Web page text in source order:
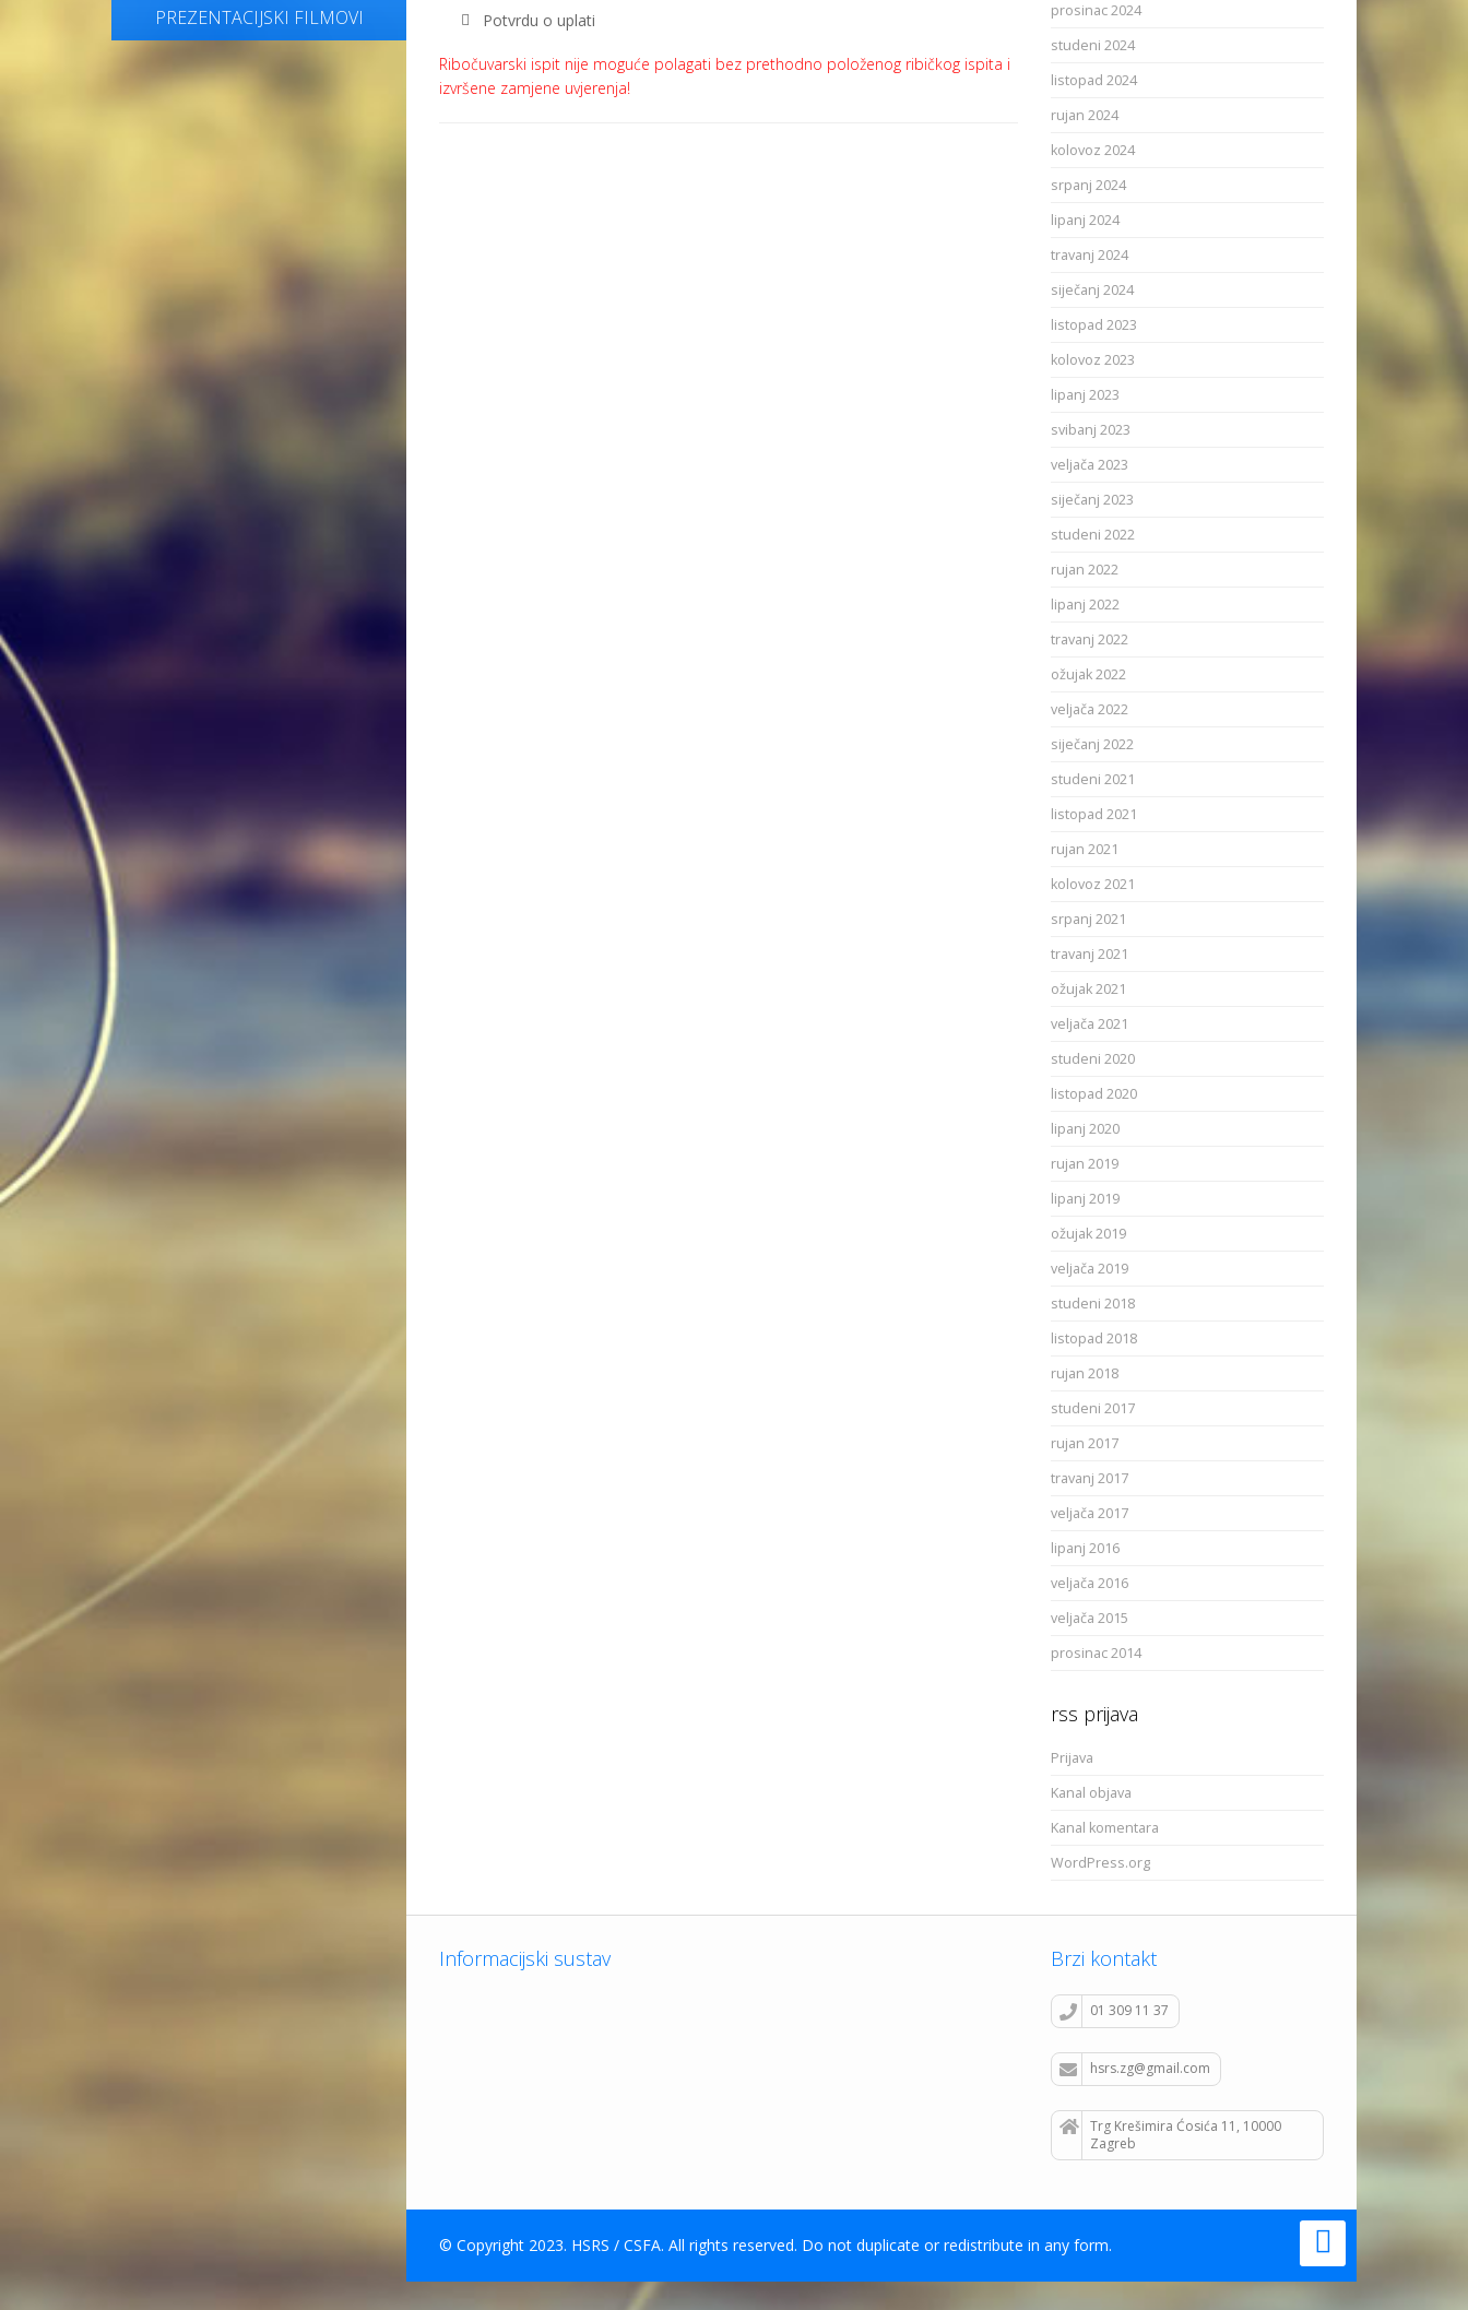
PREZENTACIJSKI FILMOVI
Potvrdu o uplati
Ribočuvarski ispit nije moguće polagati bez prethodno položenog ribičkog ispita i
izvršene zamjene uvjerenja!
prosinac 2024
studeni 2024
listopad 2024
rujan 2024
kolovoz 2024
srpanj 2024
lipanj 2024
travanj 2024
siječanj 2024
listopad 2023
kolovoz 2023
lipanj 2023
svibanj 2023
veljača 2023
siječanj 2023
studeni 2022
rujan 2022
lipanj 2022
travanj 2022
ožujak 2022
veljača 2022
siječanj 2022
studeni 2021
listopad 2021
rujan 2021
kolovoz 2021
srpanj 2021
travanj 2021
ožujak 2021
veljača 2021
studeni 2020
listopad 2020
lipanj 2020
rujan 2019
lipanj 2019
ožujak 2019
veljača 2019
studeni 2018
listopad 2018
rujan 2018
studeni 2017
rujan 2017
travanj 2017
veljača 2017
lipanj 2016
veljača 2016
veljača 2015
prosinac 2014
rss prijava
Prijava
Kanal objava
Kanal komentara
WordPress.org
Informacijski sustav Brzi kontakt
01 309 11 37
hsrs.zg@gmail.com
Trg Krešimira Ćosića 11, 10000
Zagreb
© Copyright 2023. HSRS / CSFA. All rights reserved. Do not duplicate or redistribute in any form.